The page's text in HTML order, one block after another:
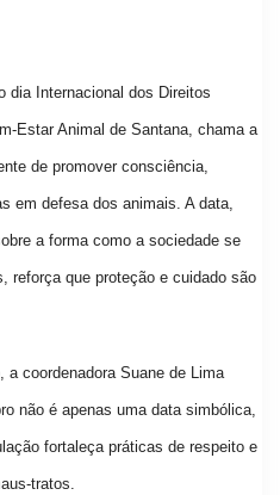
dia Internacional dos Direitos
Estar Animal de Santana, chama a
de promover consciência,
em defesa dos animais. A data,
a forma como a sociedade se
reforça que proteção e cuidado são
coordenadora Suane de Lima
não é apenas uma data simbólica,
fortaleça práticas de respeito e
tratos.